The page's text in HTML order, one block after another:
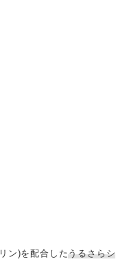
ン)を配合したうるさらシ